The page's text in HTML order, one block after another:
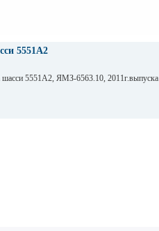
5551А2
5551А2, ЯМЗ-6563.10, 2011г.выпуска